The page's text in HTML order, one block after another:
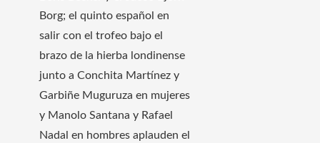
Borg; el quinto español en
salir con el trofeo bajo el
brazo de la hierba londinense
junto a Conchita Martínez y
Garbiñe Muguruza en mujeres
y Manolo Santana y Rafael
Nadal en hombres aplauden el